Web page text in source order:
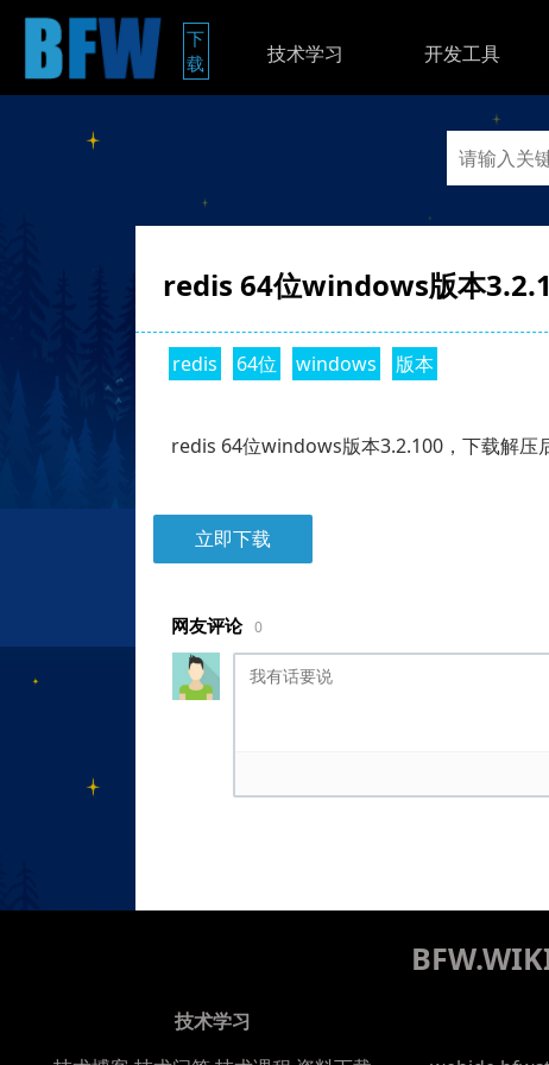
下
载
技术学习 开发工具
redis 64位windows版本
redis 64位 windows 版本
redis 64位windows版本3.2.100，下载解压
立即下载
网友评论 0
技术学习